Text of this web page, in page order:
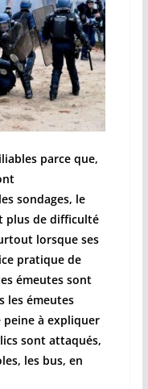
parce que,
sondages, le
plus de difficulté
lorsque ses
pratique de
émeutes sont
les émeutes
à expliquer
sont attaqués,
les bus, en